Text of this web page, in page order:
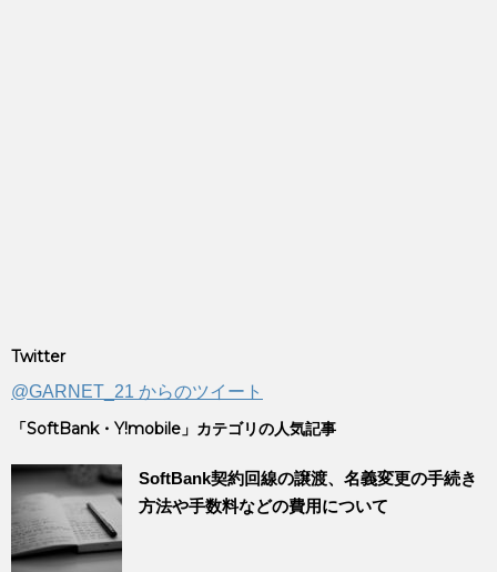
Twitter
@GARNET_21 からのツイート
「SoftBank・Y!mobile」カテゴリの人気記事
SoftBank契約回線の譲渡、名義変更の手続き
方法や手数料などの費用について